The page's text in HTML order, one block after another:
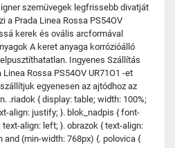
szemüvegek legfrissebb divatját
a Prada Linea Rossa PS54OV
kerek és ovális arcformával
A keret anyaga korrózióálló
Ingyenes Szállítás
Rossa PS54OV UR71O1 -et
egyenesen az ajtódhoz az
.riadok { display: table; width: 100%;
align: justify; }. blok_nadpis { font-
align: left; }. obrazok { text-align:
and (min-width: 768px) {. polovica {